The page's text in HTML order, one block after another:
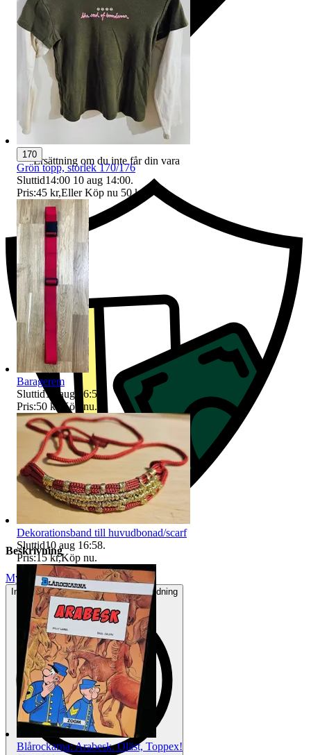
Ersättning om du inte får din vara
Beskrivning
Mycket gott skick
Inga eller minimala tecken på användning
170
Grön topp, storlek 170/176
Sluttid14:00 10 aug 14:00.
Pris:45 kr,Eller Köp nu 50 kr
Baragerem
Sluttid10 aug 16:58
Pris:50 kr Köp nu.
Dekorationsband till huvudbonad/scarf
Sluttid10 aug 16:58.
Pris:15 kr,Köp nu.
Blårockarna: Arabesk. Oläst, Toppex!